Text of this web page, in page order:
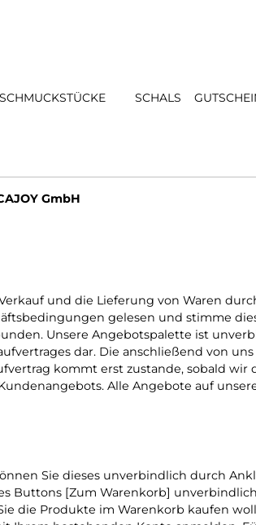
SCHMUCKSTÜCKE SCHALS
GmbH
und die Lieferung von Waren
gelesen und stimme
Unsere Angebotspalette ist
dar. Die anschließend von
kommt erst zustande, sobald
Alle Angebote auf
Sie dieses unverbindlich durch
Buttons [Zum Warenkorb]
die Produkte im Warenkorb kaufen